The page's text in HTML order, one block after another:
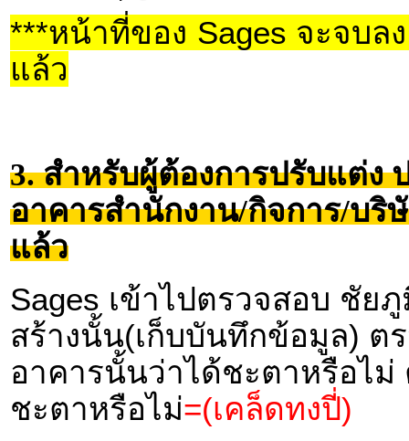
***หน้าที่ของ Sages จะจบล
แล้ว
3. สำหรับผู้ต้องการปรับแต่ง
อาคารสำนักงาน/กิจการ/บริ
แล้ว
Sages เข้าไปตรวจสอบ ชัย
สร้างนั้น(เก็บบันทึกข้อมูล) ต
อาคารนั้นว่าได้ชะตาหรือไ
ชะตาหรือไม่=(เคล็ดทงปี่)